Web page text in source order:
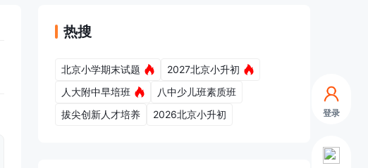
登录
热搜
北京小学期末试题
2027北京小升初
人大附中早培班
八中少儿班素质班
拔尖创新人才培养
2026北京小升初